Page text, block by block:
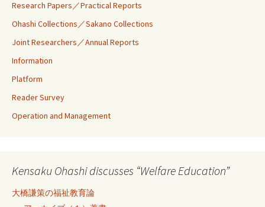
Research Papers／Practical Reports
Ohashi Collections／Sakano Collections
Joint Researchers／Annual Reports
Information
Platform
Reader Survey
Operation and Management
Kensaku Ohashi discusses “Welfare Education”
大橋謙策の福祉教育論